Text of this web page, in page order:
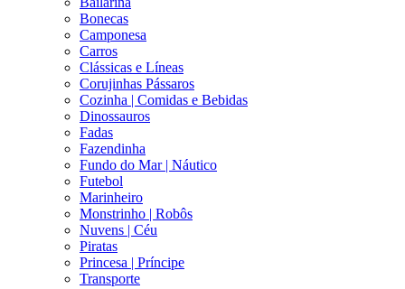
Bonecas
Camponesa
Carros
Clássicas e Líneas
Corujinhas Pássaros
Cozinha | Comidas e Bebidas
Dinossauros
Fadas
Fazendinha
Fundo do Mar | Náutico
Futebol
Marinheiro
Monstrinho | Robôs
Nuvens | Céu
Piratas
Princesa | Príncipe
Transporte